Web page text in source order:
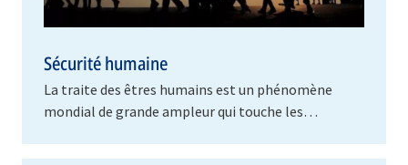
Sécurité humaine
La traite des êtres humains est un phénomène
mondial de grande ampleur qui touche les
les pays du…